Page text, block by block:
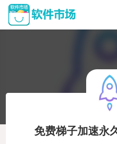
免费梯子加速永